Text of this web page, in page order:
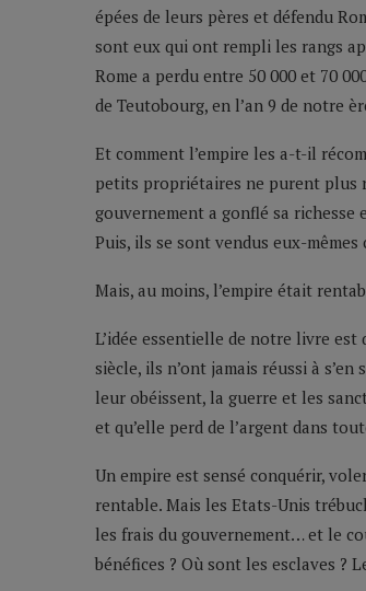
épées de leurs pères et défendu
sont eux qui ont rempli les rangs
Rome a perdu entre 50 000 et 70
de Teutobourg, en l’an 9 de notre
Et comment l’empire les a-t-il
petits propriétaires ne purent plus
gouvernement a gonflé sa
Puis, ils se sont vendus eux-mêmes
Mais, au moins, l’empire était
L’idée essentielle de notre livre est
siècle, ils n’ont jamais réussi à
leur obéissent, la guerre et les
et qu’elle perd de l’argent dans
Un empire est sensé conquérir,
rentable. Mais les Etats-Unis
les frais du gouvernement… et le
bénéfices ? Où sont les esclaves ?